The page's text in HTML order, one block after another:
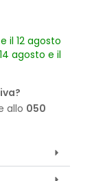
il 12 agosto
agosto e il
allo 050